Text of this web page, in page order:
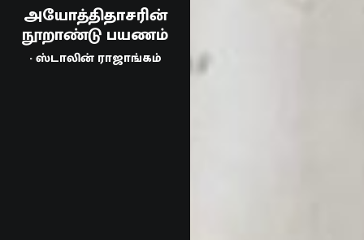
அயோத்திதாசரின்
நூறாண்டு பயணம்
- ஸ்டாலின் ராஜாங்கம்